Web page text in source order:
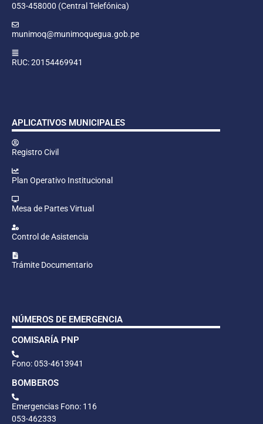
053-458000 (Central Telefónica)
munimoq@munimoquegua.gob.pe
RUC: 20154469941
APLICATIVOS MUNICIPALES
Registro Civil
Plan Operativo Institucional
Mesa de Partes Virtual
Control de Asistencia
Trámite Documentario
NÚMEROS DE EMERGENCIA
COMISARÍA PNP
Fono: 053-4613941
BOMBEROS
Emergencias Fono: 116
053-462333